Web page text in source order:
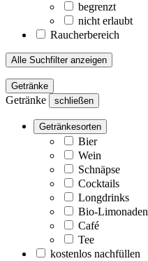
begrenzt
nicht erlaubt
Raucherbereich
Alle Suchfilter anzeigen
Getränke
Getränke schließen
Getränkesorten
Bier
Wein
Schnäpse
Cocktails
Longdrinks
Bio-Limonaden
Café
Tee
kostenlos nachfüllen